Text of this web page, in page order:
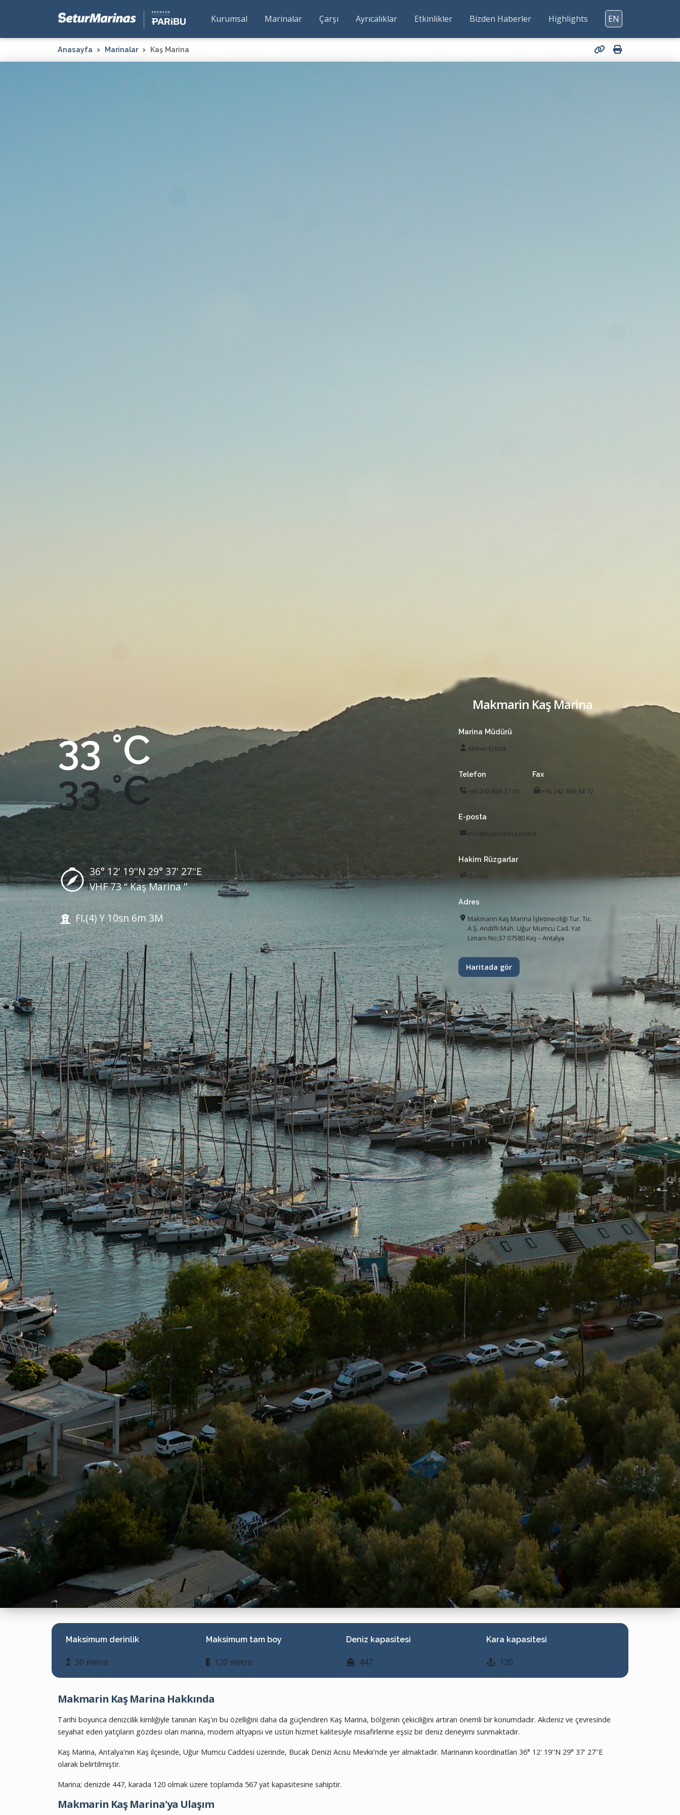
Kurumsal Marinalar Çarşı Ayrıcalıklar Etkinlikler Bizden Haberler Highlights EN
Anasayfa Marinalar Kaş Marina
33 °C
33 °C
36° 12' 19''N 29° 37' 27''E
VHF 73 “ Kaş Marina ''
Fl.(4) Y 10sn 6m 3M
Makmarin Kaş Marina
Marina Müdürü
Ahmet Ertürk
Telefon
+90 242 836 37 00
Fax
+90 242 836 34 72
E-posta
info@kasmarina.com.tr
Hakim Rüzgarlar
Güney
Adres
Makmarin Kaş Marina İşletmeciliği Tur. Tic.
A.Ş. Andifli Mah. Uğur Mumcu Cad. Yat
Limanı No:37 07580 Kaş – Antalya
Haritada gör
Maksimum derinlik
30 metre
Maksimum tam boy
120 metre
Deniz kapasitesi
447
Kara kapasitesi
120
Makmarin Kaş Marina Hakkında
Tarihi boyunca denizcilik kimliğiyle tanınan Kaş'ın bu özelliğini daha da güçlendiren Kaş Marina, bölgenin çekiciliğini artıran önemli bir konumdadır. Akdeniz ve çevresinde
seyahat eden yatçıların gözdesi olan marina, modern altyapısı ve üstün hizmet kalitesiyle misafirlerine eşsiz bir deniz deneyimi sunmaktadır.
Kaş Marina, Antalya'nın Kaş ilçesinde, Uğur Mumcu Caddesi üzerinde, Bucak Denizi Acısu Mevkii'nde yer almaktadır. Marinanın koordinatları 36° 12' 19''N 29° 37' 27''E
olarak belirtilmiştir.
Marina; denizde 447, karada 120 olmak üzere toplamda 567 yat kapasitesine sahiptir.
Makmarin Kaş Marina'ya Ulaşım